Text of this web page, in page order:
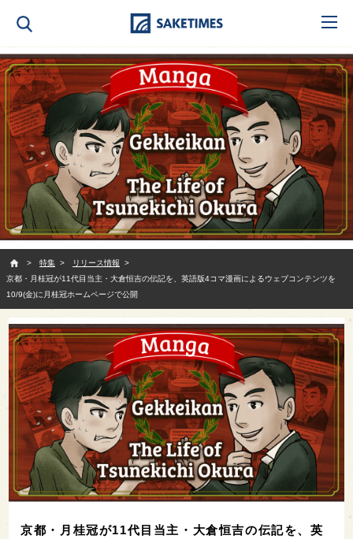
特集
リリース情報
京都・月桂冠が11代目当主・大倉恒吉の伝記を、英語版4コマ漫画によるウェブコンテンツを
10/9(金)に月桂冠ホームページで公開
京都・月桂冠が11代目当主・大倉恒吉の伝記を、英